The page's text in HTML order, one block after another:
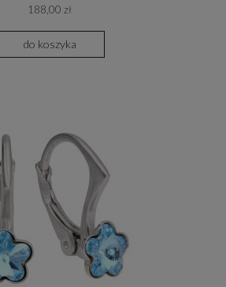
188,00 zł
do koszyka